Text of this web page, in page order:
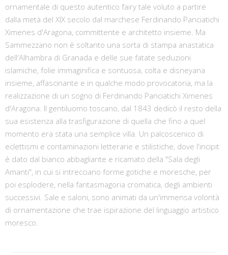
ornamentale di questo autentico fairy tale voluto a partire
dalla metà del XIX secolo dal marchese Ferdinando Panciatichi
Ximenes d'Aragona, committente e architetto insieme. Ma
Sammezzano non è soltanto una sorta di stampa anastatica
dell'Alhambra di Granada e delle sue fatate seduzioni
islamiche, folie immaginifica e sontuosa, colta e disneyana
insieme, affascinante e in qualche modo provocatoria, ma la
realizzazione di un sogno di Ferdinando Panciatichi Ximenes
d'Aragona. Il gentiluomo toscano, dal 1843 dedicò il resto della
sua esistenza alla trasfigurazione di quella che fino a quel
momento era stata una semplice villa. Un palcoscenico di
eclettismi e contaminazioni letterarie e stilistiche, dove l'incipit
è dato dal bianco abbagliante e ricamato della "Sala degli
Amanti", in cui si intrecciano forme gotiche e moresche, per
poi esplodere, nella fantasmagoria cromatica, degli ambienti
successivi. Sale e saloni, sono animati da un'immensa volontà
di ornamentazione che trae ispirazione del linguaggio artistico
moresco.